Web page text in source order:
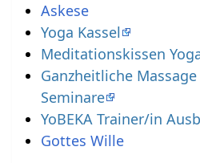
Askese
Yoga Kassel
Meditationskissen
Ganzheitliche
Seminare
YoBEKA Trainer/in
Gottes Wille